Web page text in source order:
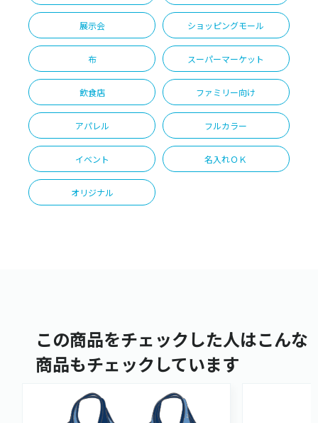
展示会 ショッピングモール
布 スーパーマーケット
飲食店 ファミリー向け
アパレル フルカラー
イベント 名入れＯＫ
オリジナル
この商品をチェックした人はこんな
商品もチェックしています